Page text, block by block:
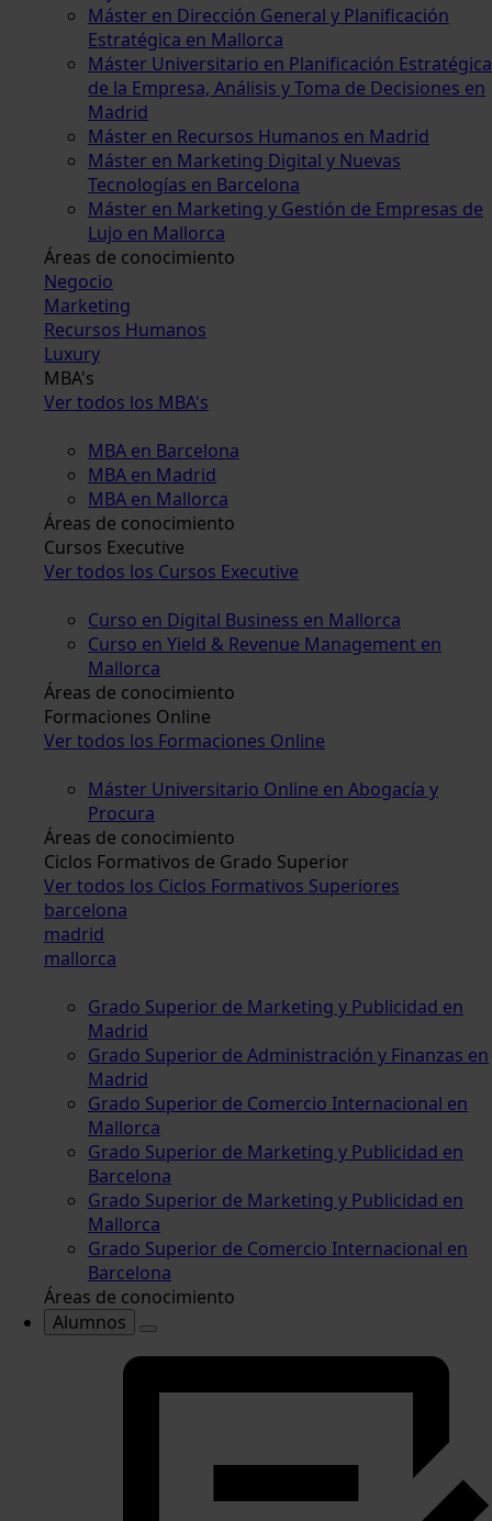
Máster en Dirección General y Planificación
Estratégica en Mallorca
Máster Universitario en Planificación Estratégica
de la Empresa, Análisis y Toma de Decisiones en
Madrid
Máster en Recursos Humanos en Madrid
Máster en Marketing Digital y Nuevas
Tecnologías en Barcelona
Máster en Marketing y Gestión de Empresas de
Lujo en Mallorca
Áreas de conocimiento
Negocio
Marketing
Recursos Humanos
Luxury
MBA's
Ver todos los MBA's
MBA en Barcelona
MBA en Madrid
MBA en Mallorca
Áreas de conocimiento
Cursos Executive
Ver todos los Cursos Executive
Curso en Digital Business en Mallorca
Curso en Yield & Revenue Management en
Mallorca
Áreas de conocimiento
Formaciones Online
Ver todos los Formaciones Online
Máster Universitario Online en Abogacía y
Procura
Áreas de conocimiento
Ciclos Formativos de Grado Superior
Ver todos los Ciclos Formativos Superiores
barcelona
madrid
mallorca
Grado Superior de Marketing y Publicidad en
Madrid
Grado Superior de Administración y Finanzas en
Madrid
Grado Superior de Comercio Internacional en
Mallorca
Grado Superior de Marketing y Publicidad en
Barcelona
Grado Superior de Marketing y Publicidad en
Mallorca
Grado Superior de Comercio Internacional en
Barcelona
Áreas de conocimiento
Alumnos